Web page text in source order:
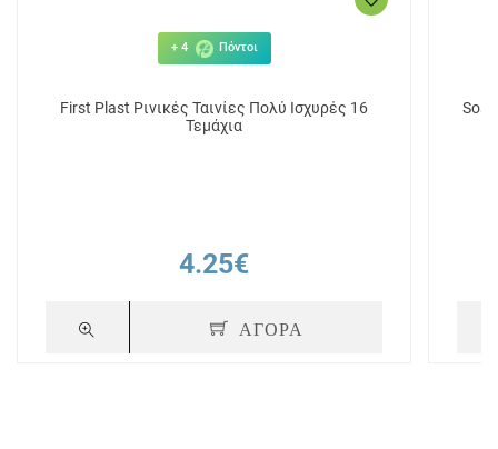
+ 4 Πόντοι
First Plast Ρινικές Ταινίες Πολύ Ισχυρές 16
Τεμάχια
4.25€
ΑΓΟΡΑ